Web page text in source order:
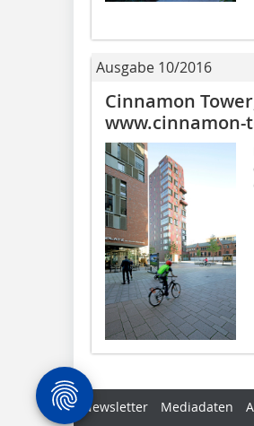
Ausgabe 10/2016
Cinnamon
www.cinnamon-
Newsletter Mediadaten